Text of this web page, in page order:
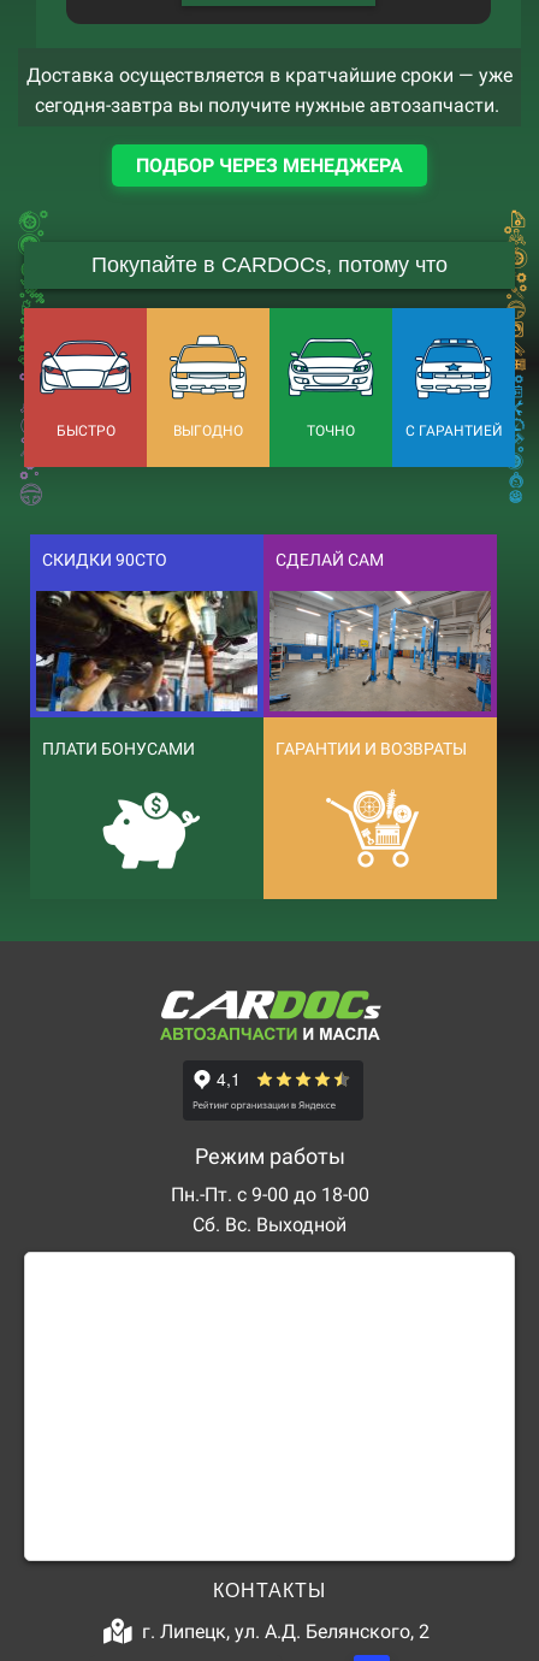
Доставка осуществляется в кратчайшие сроки — уже
сегодня-завтра вы получите нужные автозапчасти.
ПОДБОР ЧЕРЕЗ МЕНЕДЖЕРА
Покупайте в CARDOCs, потому что
БЫСТРО ВЫГОДНО ТОЧНО С ГАРАНТИЕЙ
СКИДКИ 90СТО СДЕЛАЙ САМ
ПЛАТИ БОНУСАМИ ГАРАНТИИ И ВОЗВРАТЫ
Режим работы
Пн.-Пт. с 9-00 до 18-00
Сб. Вс. Выходной
КОНТАКТЫ
г. Липецк, ул. А.Д. Белянского, 2